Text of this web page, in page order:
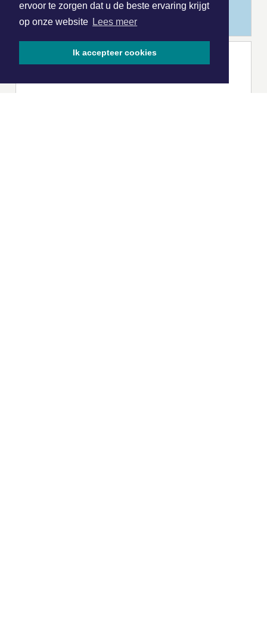
ervoor te zorgen dat u de beste ervaring krijgt
op onze website Lees meer
Ik accepteer cookies